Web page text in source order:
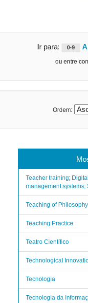
Ir para: 0-9 A
ou entre
Ordem:
Teacher training;
management systems;
Teaching of Philosophy
Teaching Practice
Teatro Científico
Technological
Tecnologia
Tecnologia da